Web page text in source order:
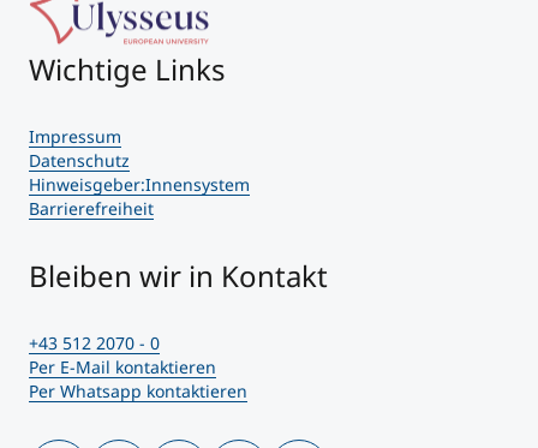
Wichtige Links
Impressum
Datenschutz
Hinweisgeber:Innensystem
Barrierefreiheit
Bleiben wir in Kontakt
+43 512 2070 - 0
Per E-Mail kontaktieren
Per Whatsapp kontaktieren